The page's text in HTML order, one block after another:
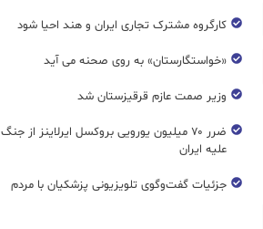
کارگروه مشترک تجاری ایران و هند احیا شود
«خواستگارستان» به روی صحنه می آید
وزیر صمت عازم قرقیزستان شد
ضرر ۷۰ میلیون یورویی بروکسل ایرلاینز از جنگ
علیه ایران
جزئیات گفت‌وگوی تلویزیونی پزشکیان با مردم